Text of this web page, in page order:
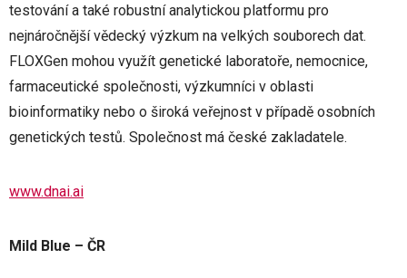
testování a také robustní analytickou platformu pro
nejnáročnější vědecký výzkum na velkých souborech dat.
FLOXGen mohou využít genetické laboratoře, nemocnice,
farmaceutické společnosti, výzkumníci v oblasti
bioinformatiky nebo o široká veřejnost v případě osobních
genetických testů. Společnost má české zakladatele.
www.dnai.ai
Mild Blue – ČR